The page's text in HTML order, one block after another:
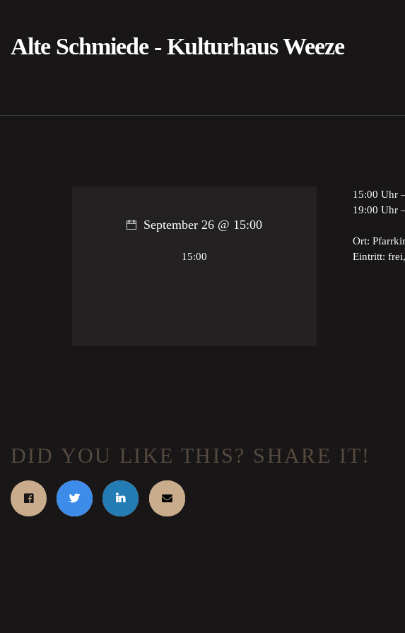
Alte Schmiede - Kulturhaus Weeze
15:00 Uhr
19:00 Uhr
Ort:
Eintritt:
September 26 @ 15:00
15:00
DID YOU LIKE THIS? SHARE IT!